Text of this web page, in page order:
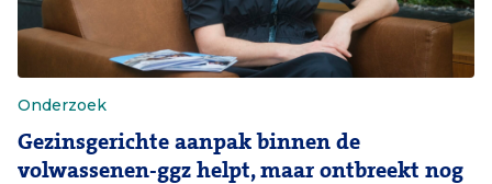
Onderzoek
Gezinsgerichte aanpak binnen de
volwassenen-ggz helpt, maar ontbreekt nog